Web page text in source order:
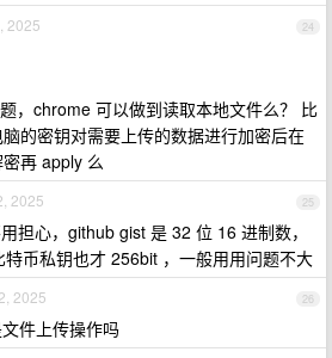
24
2025
，chrome 可以做到读取本地文件么？ 比
的密钥对需要上传的数据进行加密后在
再 apply 么
25
2025
担心，github gist 是 32 位 16 进制数，
币私钥也才 256bit ，一般用用问题不大
26
2025
件上传操作吗